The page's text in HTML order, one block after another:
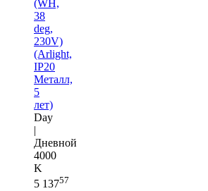
(WH,
38
deg,
230V)
(Arlight,
IP20
Металл,
5
лет)
Day
|
Дневной
4000
K
5 13757